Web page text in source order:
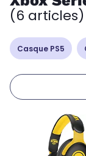
(6 articles)
Casque PS5